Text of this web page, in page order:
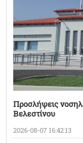
Προσλήψεις
Βελεστίνου
2026-08-07 16:42:13